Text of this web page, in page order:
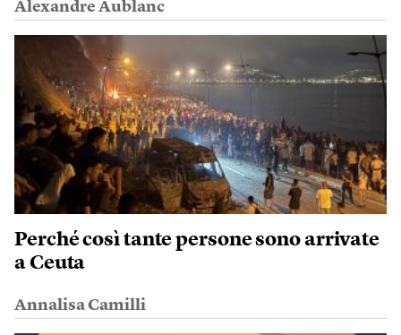
Alexandre Aublanc
Perché così tante persone sono arrivate
a Ceuta
Annalisa Camilli